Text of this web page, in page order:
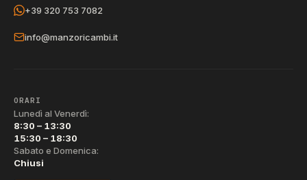
+39 320 753 7082
info@manzoricambi.it
ORARI
Lunedì al Venerdì:
8:30 – 13:30
15:30 – 18:30
Sabato e Domenica:
Chiusi